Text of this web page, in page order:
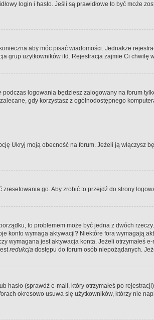
login i hasło. Jeśli są prawidłowe to być może
aby móc pisać wiadomości. Jednakże
grup użytkowników itd. Rejestracja zajmie Ci chwilę
podczas logowania będziesz zalogowany na forum
gdy korzystasz z ogólnodostępnego
Ukryj moją obecność na forum. Jeżeli ją
zresetowania go. Aby zrobić to przejdź do strony
to problemem może być jedna z dwóch
konto wymaga aktywacji? Niektóre fora wymagają
wymagana jest aktywacja konta. Jeżeli otrzymałeś
redukcja dostępu do forum osób niepożądanych.
(sprawdź e-mail, który otrzymałeś po
okresowo usuwa się użytkowników, którzy nie